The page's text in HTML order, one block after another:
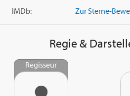
IMDb:
Zur Sterne-
Regie &
Regisseur